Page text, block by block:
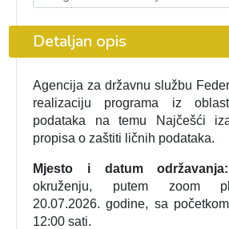
Detaljan opis
Agencija za državnu službu
realizaciju programa iz
podataka na temu Najčešći
propisa o zaštiti ličnih podataka.
Mjesto i datum
okruženju, putem zoom
20.07.2026. godine, sa
12:00 sati.